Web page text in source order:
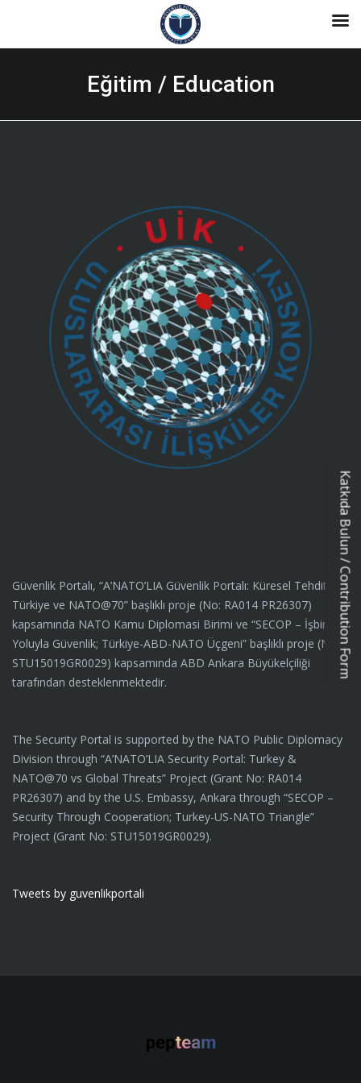
Eğitim / Education
Katkıda Bulun / Contribution Form
Güvenlik Portalı, “A’NATO’LIA Güvenlik Portalı: Küresel Tehditler,
Türkiye ve NATO@70” başlıklı proje (No: RA014 PR26307)
kapsamında NATO Kamu Diplomasi Birimi ve “SECOP – İşbirliği
Yoluyla Güvenlik; Türkiye-ABD-NATO Üçgeni” başlıklı proje (No:
STU15019GR0029) kapsamında ABD Ankara Büyükelçiliği
tarafından desteklenmektedir.
The Security Portal is supported by the NATO Public Diplomacy
Division through “A’NATO’LIA Security Portal: Turkey &
NATO@70 vs Global Threats” Project (Grant No: RA014
PR26307) and by the U.S. Embassy, Ankara through “SECOP –
Security Through Cooperation; Turkey-US-NATO Triangle”
Project (Grant No: STU15019GR0029).
Tweets by guvenlikportali